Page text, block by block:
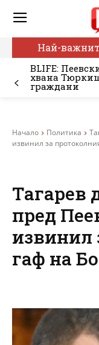
Най-
BLIFE:
хвана
граждани
Начало Политика
извинил за
Тагарев
пред
извинил
гаф на